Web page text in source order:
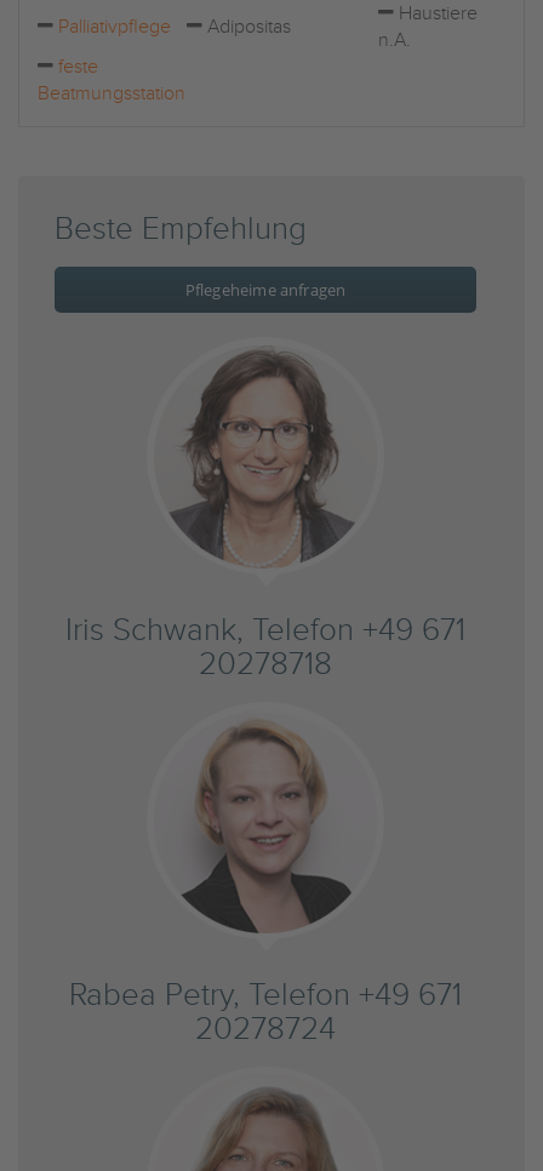
Palliativpflege
Adipositas
Haustiere
n.A.
feste
Beatmungsstation
Beste Empfehlung
Pflegeheime anfragen
Iris Schwank, Telefon +49 671
20278718
Rabea Petry, Telefon +49 671
20278724